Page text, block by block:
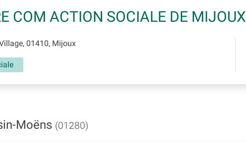
COM ACTION SOCIALE DE MIJOUX
01410, Mijoux
Moëns (01280)